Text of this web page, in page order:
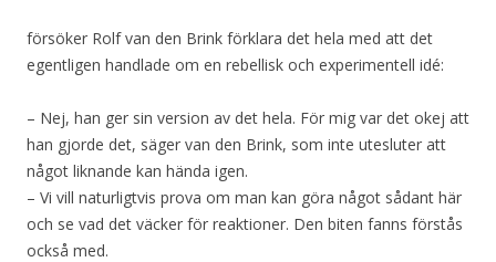
försöker Rolf van den Brink förklara det hela med att det
egentligen handlade om en rebellisk och experimentell idé:
– Nej, han ger sin version av det hela. För mig var det okej att
han gjorde det, säger van den Brink, som inte utesluter att
något liknande kan hända igen.
– Vi vill naturligtvis prova om man kan göra något sådant här
och se vad det väcker för reaktioner. Den biten fanns förstås
också med.